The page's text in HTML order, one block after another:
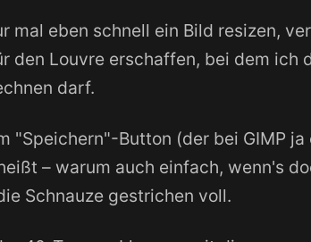
mal eben schnell ein Bild resizen,
den Louvre erschaffen, bei dem ich
darf.
"Speichern"-Button (der bei GIMP
– warum auch einfach, wenn's
Schnauze gestrichen voll.